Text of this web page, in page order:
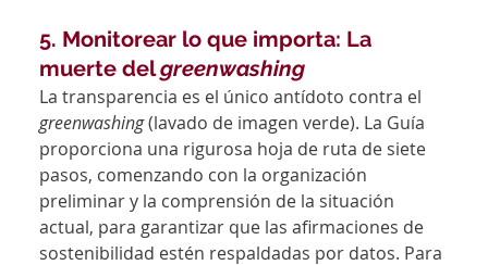
5. Monitorear lo que importa: La
muerte del greenwashing
La transparencia es el único antídoto contra el
greenwashing (lavado de imagen verde). La Guía
proporciona una rigurosa hoja de ruta de siete
pasos, comenzando con la organización
preliminar y la comprensión de la situación
actual, para garantizar que las afirmaciones de
sostenibilidad estén respaldadas por datos. Para